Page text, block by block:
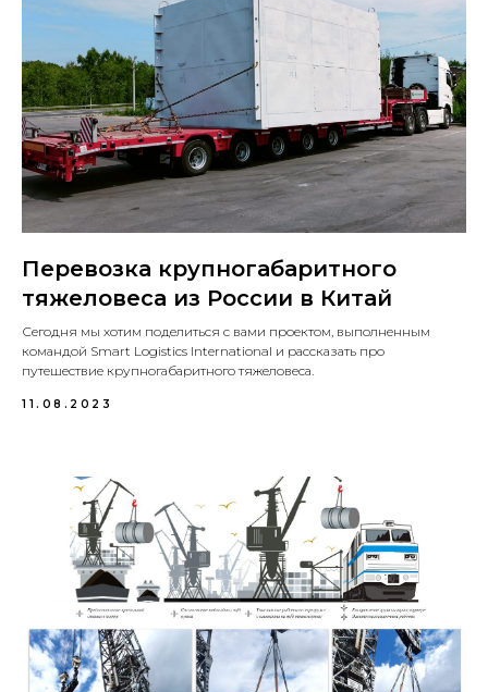
Перевозка крупногабаритного
тяжеловеса из России в Китай
Сегодня мы хотим поделиться с вами проектом, выполненным
командой Smart Logistics International и рассказать про
путешествие крупногабаритного тяжеловеса.
11.08.2023